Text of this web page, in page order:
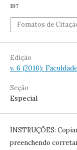
197
Fomatos de
Edição
v. 6 (2016):
Seção
Especial
INSTRUÇÕES:
preenchendo